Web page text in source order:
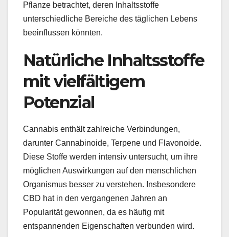
Pflanze betrachtet, deren Inhaltsstoffe
unterschiedliche Bereiche des täglichen Lebens
beeinflussen könnten.
Natürliche Inhaltsstoffe
mit vielfältigem
Potenzial
Cannabis enthält zahlreiche Verbindungen,
darunter Cannabinoide, Terpene und Flavonoide.
Diese Stoffe werden intensiv untersucht, um ihre
möglichen Auswirkungen auf den menschlichen
Organismus besser zu verstehen. Insbesondere
CBD hat in den vergangenen Jahren an
Popularität gewonnen, da es häufig mit
entspannenden Eigenschaften verbunden wird.